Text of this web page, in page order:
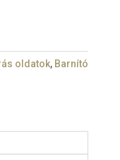
oldatok, Barnító